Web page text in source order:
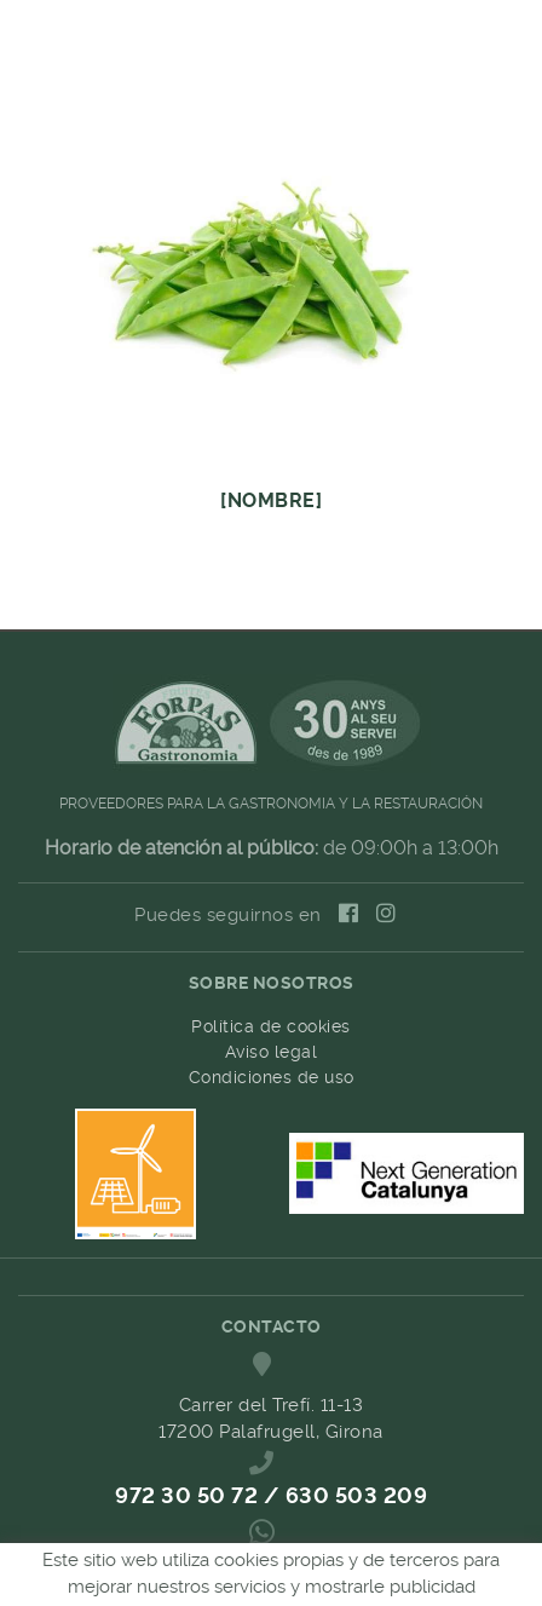
[NOMBRE]
PROVEEDORES PARA LA GASTRONOMIA Y LA RESTAURACIÓN
Horario de atención al público:de 09:00h a 13:00h
Puedes seguirnos en
SOBRE NOSOTROS
Política de cookies
Aviso legal
Condiciones de uso
CONTACTO
Carrer del Trefí. 11-13
17200 Palafrugell, Girona
972 30 50 72 / 630 503 209
689 657 489
Este sitio web utiliza cookies propias y de terceros para
mejorar nuestros servicios y mostrarle publicidad